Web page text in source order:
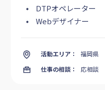
DTPオペレーター
Webデザイナー
活動エリア：
福岡県
仕事の相談：
応相談